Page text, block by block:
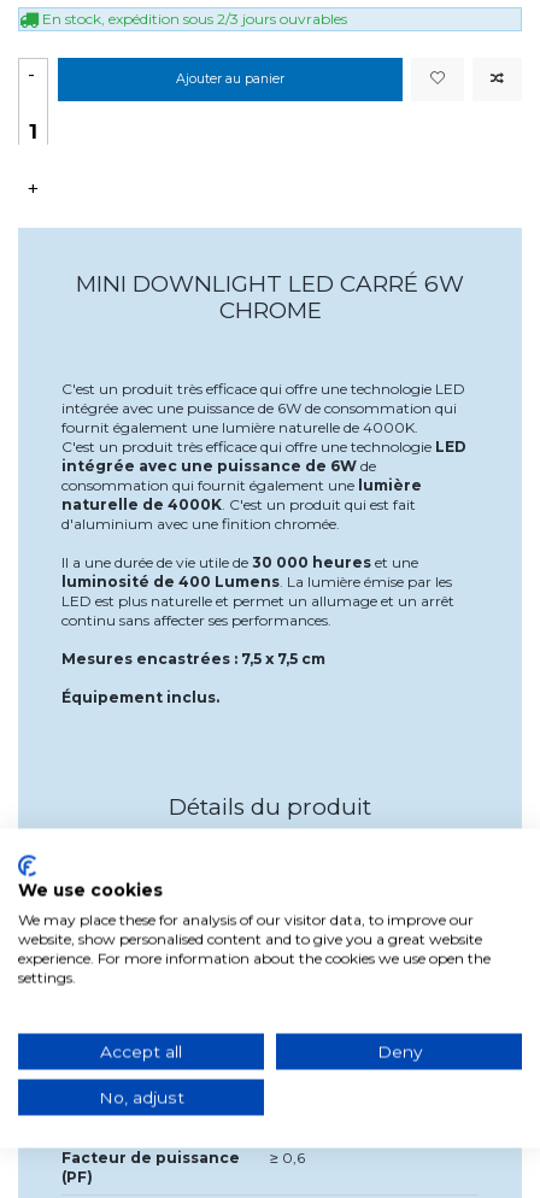
En stock, expédition sous 2/3 jours ouvrables
-
+
Ajouter au panier
MINI DOWNLIGHT LED CARRÉ 6W
CHROME
C'est un produit très efficace qui offre une technologie LED
intégrée avec une puissance de 6W de consommation qui
fournit également une lumière naturelle de 4000K.
C'est un produit très efficace qui offre une technologie LED
intégrée avec une puissance de 6W de
consommation qui fournit également une lumière
naturelle de 4000K . C'est un produit qui est fait
d'aluminium avec une finition chromée.
Il a une durée de vie utile de 30 000 heures et une
luminosité de 400 Lumens . La lumière émise par les
LED est plus naturelle et permet un allumage et un arrêt
continu sans affecter ses performances.
Mesures encastrées : 7,5 x 7,5 cm
Équipement inclus.
Détails du produit
Profondeur
Source de lumière
incluse?
LED intégrée
Tension
Couleur
Facteur de puissance
(PF)
≥ 0,6
We use cookies
We may place these for analysis of our visitor data, to improve our
website, show personalised content and to give you a great website
experience. For more information about the cookies we use open the
settings.
Accept all Deny
No, adjust